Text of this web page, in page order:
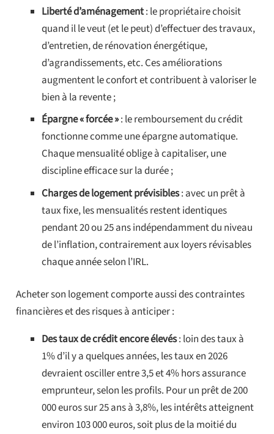
Liberté d’aménagement: le propriétaire choisit
quand il le veut (et le peut) d’effectuer des travaux,
d’entretien, de rénovation énergétique,
d’agrandissements, etc. Ces améliorations
augmentent le confort et contribuent à valoriser le
bien à la revente;
Épargne « forcée »: le remboursement du crédit
fonctionne comme une épargne automatique.
Chaque mensualité oblige à capitaliser, une
discipline efficace sur la durée ;
Charges de logement prévisibles: avec un prêt à
taux fixe, les mensualités restent identiques
pendant 20 ou 25 ans indépendamment du niveau
de l’inflation, contrairement aux loyers révisables
chaque année selon l’IRL.
Acheter son logement comporte aussi des contraintes
financières et des risques à anticiper :
Des taux de crédit encore élevés: loin des taux à
1% d’il y a quelques années, les taux en 2026
devraient osciller entre 3,5 et 4% hors assurance
emprunteur, selon les profils. Pour un prêt de 200
000 euros sur 25 ans à 3,8%, les intérêts atteignent
environ 103 000 euros, soit plus de la moitié du